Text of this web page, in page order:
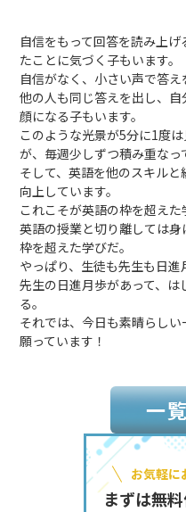
お気軽に
まずは無
自信をもって回答を読み上
たことに気づく子もいます。
自信がなく、小さい声で答え
他の人も同じ答えを出し、
顔になる子もいます。
このような光景が5分に1度
が、毎週少しずつ積み重なっ
そして、英語を他のスキル
向上しています。
これこそが英語の枠を超えた
英語の授業と切り離しては
枠を超えた学びだ。
やっぱり、生徒も先生も日進
先生の日進月歩があって、
る。
それでは、今日も素晴らし
願っています！
一